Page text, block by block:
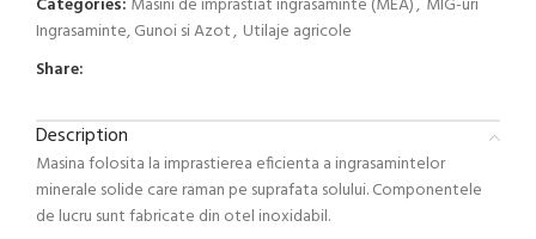
Categories: Masini de imprastiat ingrasaminte (MEA), MIG-uri
Ingrasaminte, Gunoi si Azot, Utilaje agricole
Share:
Description
Masina folosita la imprastierea eficienta a ingrasamintelor
minerale solide care raman pe suprafata solului. Componentele
de lucru sunt fabricate din otel inoxidabil.